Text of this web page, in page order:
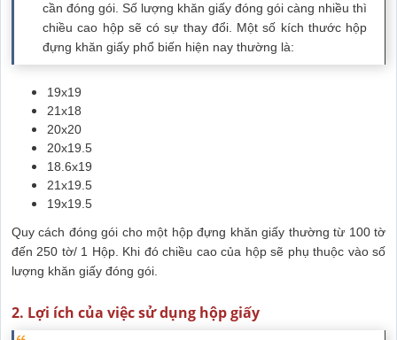
cần đóng gói. Số lượng khăn giấy đóng gói càng nhiều thì
chiều cao hộp sẽ có sự thay đổi. Một số kích thước hộp
đựng khăn giấy phổ biến hiện nay thường là:
19x19
21x18
20x20
20x19.5
18.6x19
21x19.5
19x19.5
Quy cách đóng gói cho một hộp đựng khăn giấy thường từ 100 tờ
đến 250 tờ/ 1 Hộp. Khi đó chiều cao của hộp sẽ phụ thuộc vào số
lượng khăn giấy đóng gói.
2. Lợi ích của việc sử dụng hộp giấy